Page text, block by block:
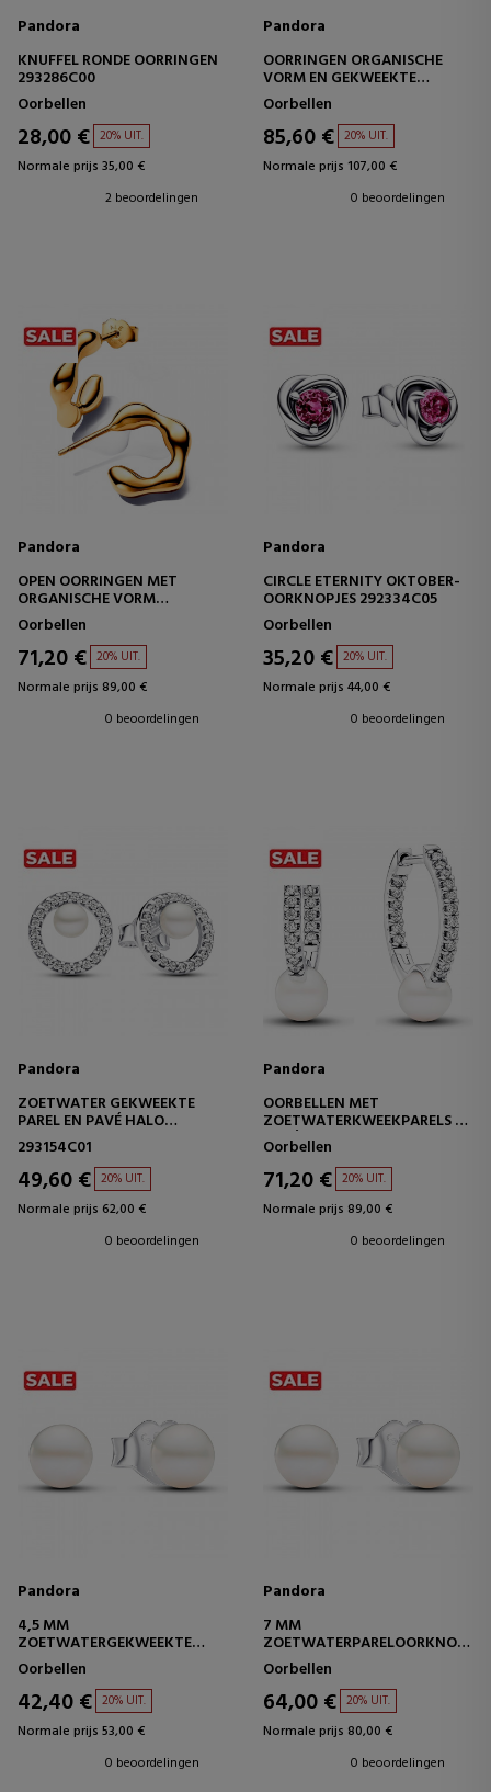
Pandora
KNUFFEL RONDE OORRINGEN
293286C00
Oorbellen
28,00 € 20% UIT.
Normale prijs 35,00 €
2 beoordelingen
Pandora
OORRINGEN ORGANISCHE
VORM EN GEKWEEKTE
ZOETWATERPAREL 263261C01
Oorbellen
85,60 € 20% UIT.
Normale prijs 107,00 €
0 beoordelingen
Pandora
OPEN OORRINGEN MET
ORGANISCHE VORM
263269C00
Oorbellen
71,20 € 20% UIT.
Normale prijs 89,00 €
0 beoordelingen
Pandora
CIRCLE ETERNITY OKTOBER-
OORKNOPJES 292334C05
Oorbellen
35,20 € 20% UIT.
Normale prijs 44,00 €
0 beoordelingen
Pandora
ZOETWATER GEKWEEKTE
PAREL EN PAVÉ HALO
OORKNOPJES
293154C01
49,60 € 20% UIT.
Normale prijs 62,00 €
0 beoordelingen
Pandora
OORBELLEN MET
ZOETWATERKWEEKPARELS EN
PAVÉ-OORRINGEN 293171C01
Oorbellen
71,20 € 20% UIT.
Normale prijs 89,00 €
0 beoordelingen
Pandora
4,5 MM
ZOETWATERGEKWEEKTE
PARELOORKNOPJES
293168C01
Oorbellen
42,40 € 20% UIT.
Normale prijs 53,00 €
0 beoordelingen
Pandora
7 MM
ZOETWATERPARELOORKNOPJES
293169C01
Oorbellen
64,00 € 20% UIT.
Normale prijs 80,00 €
0 beoordelingen